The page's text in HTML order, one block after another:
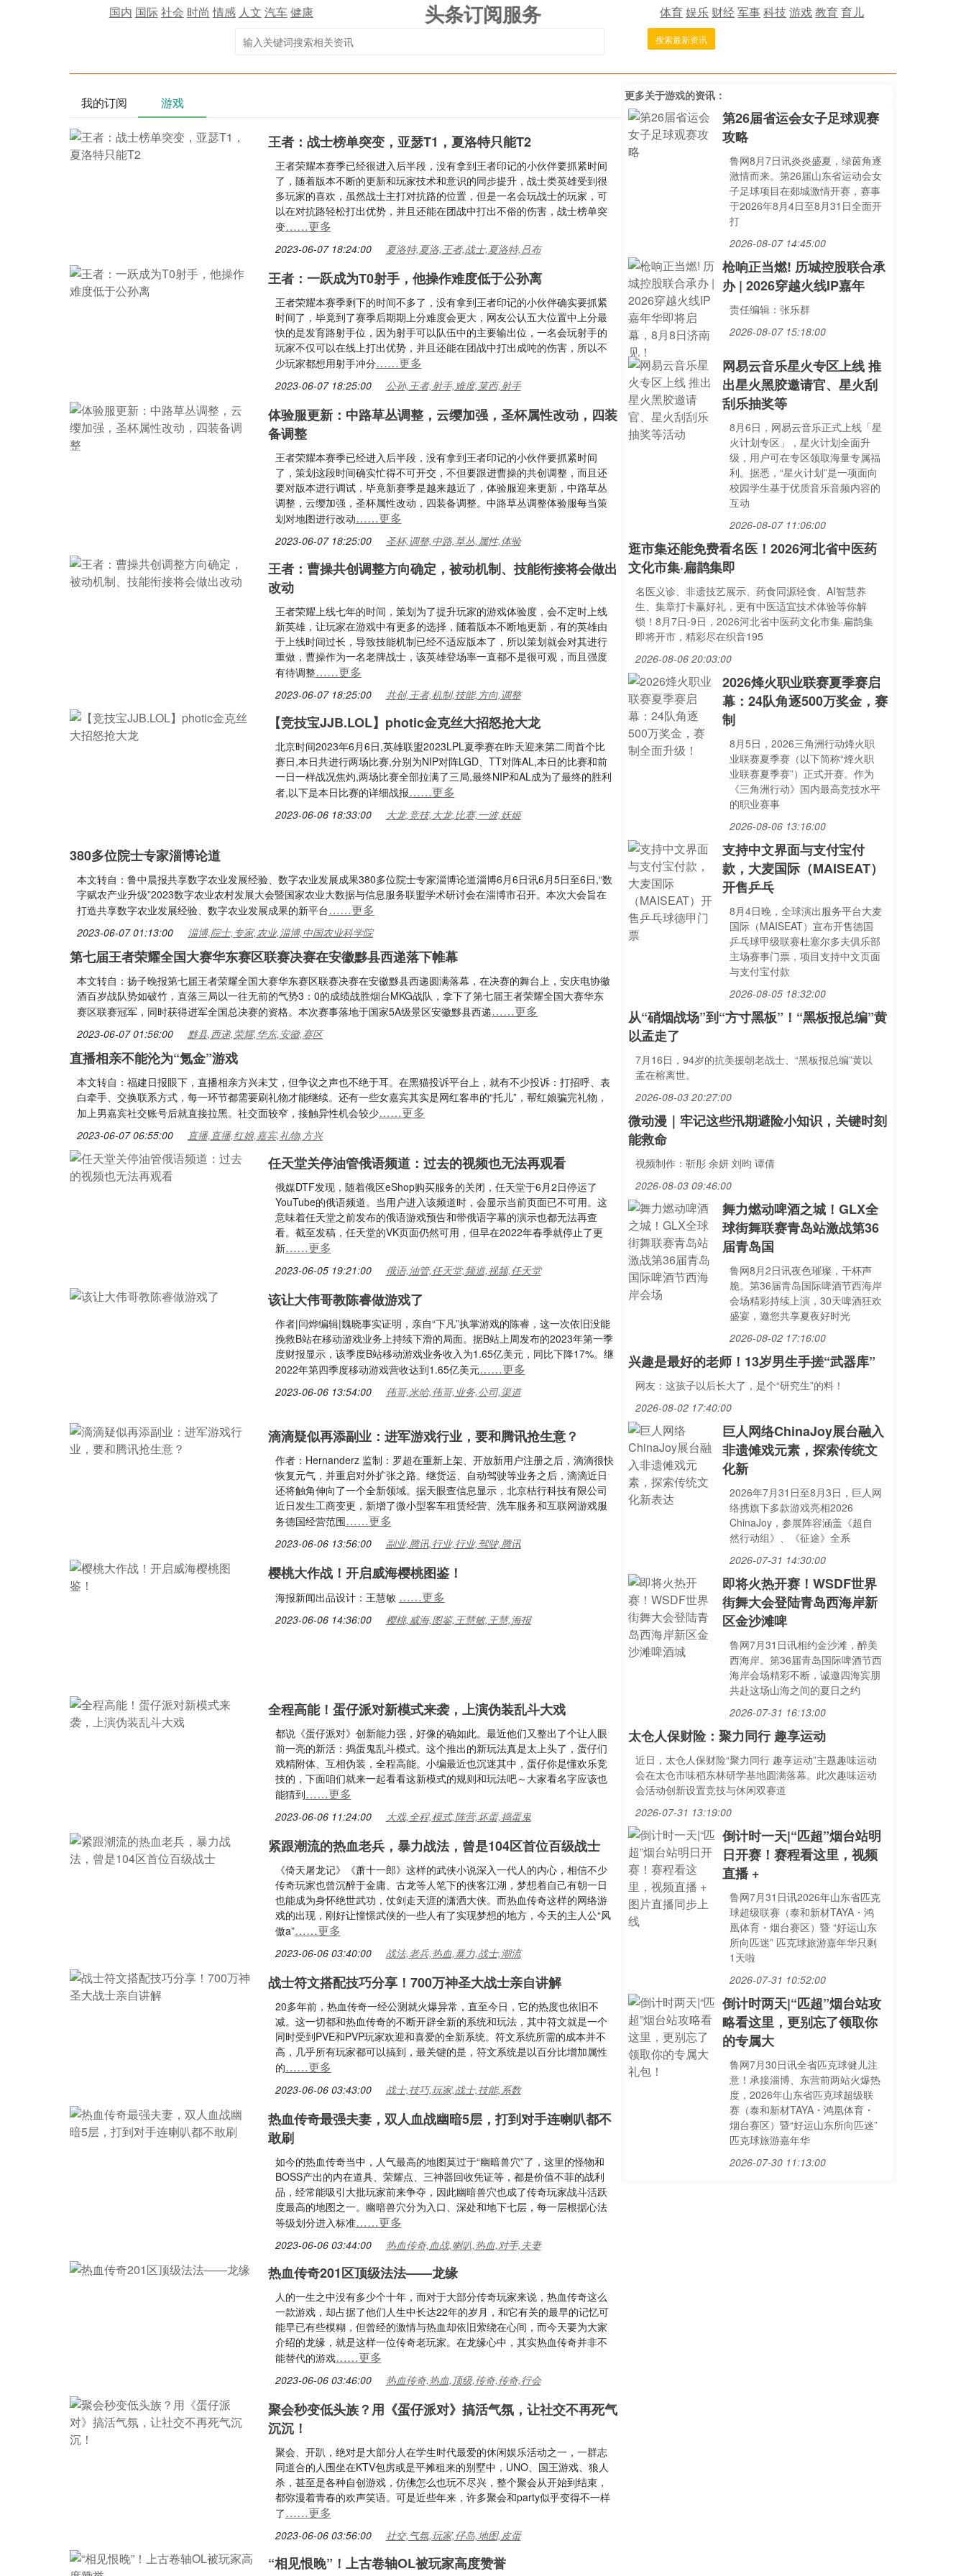
国内 国际社会 时尚 情感 人文 汽车健康 头条订阅服务 体育娱乐 财经军事科技游戏教育育儿
搜索最新资讯
我的订阅 游戏
王者：战士榜单突变，亚瑟T1，夏洛特只能T2
王者荣耀本赛季已经很进入后半段，没有拿到王者印记的小伙伴要抓紧时间
了，随着版本不断的更新和玩家技术和意识的同步提升，战士类英雄受到很
多玩家的喜欢，虽然战士主打对抗路的位置，但是一名会玩战士的玩家，可
以在对抗路轻松打出优势，并且还能在团战中打出不俗的伤害，战士榜单突
变……更多
2023-06-07 18:24:00 夏洛特,夏洛,王者,战士,夏洛特,吕布
王者：一跃成为T0射手，他操作难度低于公孙离
王者荣耀本赛季剩下的时间不多了，没有拿到王者印记的小伙伴确实要抓紧
时间了，毕竟到了赛季后期期上分难度会更大，网友公认五大位置中上分最
快的是发育路射手位，因为射手可以队伍中的主要输出位，一名会玩射手的
玩家不仅可以在线上打出优势，并且还能在团战中打出成吨的伤害，所以不
少玩家都想用射手冲分……更多
2023-06-07 18:25:00 公孙,王者,射手,难度,莱西,射手
体验服更新：中路草丛调整，云缨加强，圣杯属性改动，四装
备调整
王者荣耀本赛季已经进入后半段，没有拿到王者印记的小伙伴要抓紧时间
了，策划这段时间确实忙得不可开交，不但要跟进曹操的共创调整，而且还
要对版本进行调试，毕竟新赛季是越来越近了，体验服迎来更新，中路草丛
调整，云缨加强，圣杯属性改动，四装备调整。中路草丛调整体验服每当策
划对地图进行改动……更多
2023-06-07 18:25:00 圣杯,调整,中路,草丛,属性,体验
王者：曹操共创调整方向确定，被动机制、技能衔接将会做出
改动
王者荣耀上线七年的时间，策划为了提升玩家的游戏体验度，会不定时上线
新英雄，让玩家在游戏中有更多的选择，随着版本不断地更新，有的英雄由
于上线时间过长，导致技能机制已经不适应版本了，所以策划就会对其进行
重做，曹操作为一名老牌战士，该英雄登场率一直都不是很可观，而且强度
有待调整……更多
2023-06-07 18:25:00 共创,王者,机制,技能,方向,调整
【竞技宝JJB.LOL】photic金克丝大招怒抢大龙
北京时间2023年6月6日,英雄联盟2023LPL夏季赛在昨天迎来第二周首个比
赛日,本日共进行两场比赛,分别为NIP对阵LGD、TT对阵AL,本日的比赛和前
一日一样战况焦灼,两场比赛全部拉满了三局,最终NIP和AL成为了最终的胜利
者,以下是本日比赛的详细战报……更多
2023-06-06 18:33:00 大龙,竞技,大龙,比赛,一波,妖姬
380多位院士专家淄博论道
本文转自：鲁中晨报共享数字农业发展经验、数字农业发展成果380多位院士专家淄博论道淄博6月6日讯6月5日至6日,“数
字赋农产业升级”2023数字农业农村发展大会暨国家农业大数据与信息服务联盟学术研讨会在淄博市召开。本次大会旨在
打造共享数字农业发展经验、数字农业发展成果的新平台……更多
2023-06-07 01:13:00 淄博,院士,专家,农业,淄博,中国农业科学院
第七届王者荣耀全国大赛华东赛区联赛决赛在安徽黟县西递落下帷幕
本文转自：扬子晚报第七届王者荣耀全国大赛华东赛区联赛决赛在安徽黟县西递圆满落幕，在决赛的舞台上，安庆电协徽
酒百岁战队势如破竹，直落三局以一往无前的气势3：0的成绩战胜烟台MKG战队，拿下了第七届王者荣耀全国大赛华东
赛区联赛冠军，同时获得进军全国总决赛的资格。本次赛事落地于国家5A级景区安徽黟县西递……更多
2023-06-07 01:56:00 黟县,西递,荣耀,华东,安徽,赛区
直播相亲不能沦为“氪金”游戏
本文转自：福建日报眼下，直播相亲方兴未艾，但争议之声也不绝于耳。在黑猫投诉平台上，就有不少投诉：打招呼、表
白牵手、交换联系方式，每一环节都需要刷礼物才能继续。还有一些女嘉宾其实是网红客串的“托儿”，帮红娘骗完礼物，
加上男嘉宾社交账号后就直接拉黑。社交面较窄，接触异性机会较少……更多
2023-06-07 06:55:00 直播,直播,红娘,嘉宾,礼物,方兴
任天堂关停油管俄语频道：过去的视频也无法再观看
俄媒DTF发现，随着俄区eShop购买服务的关闭，任天堂于6月2日停运了
YouTube的俄语频道。当用户进入该频道时，会显示当前页面已不可用。这
意味着任天堂之前发布的俄语游戏预告和带俄语字幕的演示也都无法再查
看。截至发稿，任天堂的VK页面仍然可用，但早在2022年春季就停止了更
新……更多
2023-06-05 19:21:00 俄语,油管,任天堂,频道,视频,任天堂
该让大伟哥教陈睿做游戏了
作者|闫烨编辑|魏晓事实证明，亲自“下凡”执掌游戏的陈睿，这一次依旧没能
挽救B站在移动游戏业务上持续下滑的局面。据B站上周发布的2023年第一季
度财报显示，该季度B站移动游戏业务收入为1.65亿美元，同比下降17%。继
2022年第四季度移动游戏营收达到1.65亿美元……更多
2023-06-06 13:54:00 伟哥,米哈,伟哥,业务,公司,渠道
滴滴疑似再添副业：进军游戏行业，要和腾讯抢生意？
作者：Hernanderz 监制：罗超在重新上架、开放新用户注册之后，滴滴很快
恢复元气，并重启对外扩张之路。继货运、自动驾驶等业务之后，滴滴近日
还将触角伸向了一个全新领域。据天眼查信息显示，北京桔行科技有限公司
近日发生工商变更，新增了微小型客车租赁经营、洗车服务和互联网游戏服
务德国经营范围……更多
2023-06-06 13:56:00 副业,腾讯,行业,行业,驾驶,腾讯
樱桃大作战！开启威海樱桃图鉴！
海报新闻出品设计：王慧敏 ……更多
2023-06-06 14:36:00 樱桃,威海,图鉴,王慧敏,王慧,海报
全程高能！蛋仔派对新模式来袭，上演伪装乱斗大戏
都说《蛋仔派对》创新能力强，好像的确如此。最近他们又整出了个让人眼
前一亮的新活：捣蛋鬼乱斗模式。这个推出的新玩法真是太上头了，蛋仔们
戏精附体、互相伪装，全程高能。小编最近也沉迷其中，蛋仔你是懂欢乐竞
技的，下面咱们就来一起看看这新模式的规则和玩法吧～大家看名字应该也
能猜到……更多
2023-06-06 11:24:00 大戏,全程,模式,阵营,坏蛋,捣蛋鬼
紧跟潮流的热血老兵，暴力战法，曾是104区首位百级战士
《倚天屠龙记》《萧十一郎》这样的武侠小说深入一代人的内心，相信不少
传奇玩家也曾沉醉于金庸、古龙等人笔下的侠客江湖，梦想着自己有朝一日
也能成为身怀绝世武功，仗剑走天涯的潇洒大侠。而热血传奇这样的网络游
戏的出现，刚好让憧憬武侠的一些人有了实现梦想的地方，今天的主人公“风
傲a”……更多
2023-06-06 03:40:00 战法,老兵,热血,暴力,战士,潮流
战士符文搭配技巧分享！700万神圣大战士亲自讲解
20多年前，热血传奇一经公测就火爆异常，直至今日，它的热度也依旧不
减。这一切都和热血传奇的不断开辟全新的系统和玩法，其中符文就是一个
同时受到PVE和PVP玩家欢迎和喜爱的全新系统。符文系统所需的成本并不
高，几乎所有玩家都可以搞到，最关键的是，符文系统是以百分比增加属性
的……更多
2023-06-06 03:43:00 战士,技巧,玩家,战士,技能,系数
热血传奇最强夫妻，双人血战幽暗5层，打到对手连喇叭都不
敢刷
如今的热血传奇当中，人气最高的地图莫过于“幽暗兽穴”了，这里的怪物和
BOSS产出的内在道具、荣耀点、三神器回收凭证等，都是价值不菲的战利
品，经常能吸引大批玩家前来争夺，因此幽暗兽穴也成了传奇玩家战斗活跃
度最高的地图之一。幽暗兽穴分为入口、深处和地下七层，每一层根据心法
等级划分进入标准……更多
2023-06-06 03:44:00 热血传奇,血战,喇叭,热血,对手,夫妻
热血传奇201区顶级法法——龙缘
人的一生之中没有多少个十年，而对于大部分传奇玩家来说，热血传奇这么
一款游戏，却占据了他们人生中长达22年的岁月，和它有关的最早的记忆可
能早已有些模糊，但曾经的激情与热血却依旧萦绕在心间，而今天要为大家
介绍的龙缘，就是这样一位传奇老玩家。在龙缘心中，其实热血传奇并非不
能替代的游戏……更多
2023-06-06 03:46:00 热血传奇,热血,顶级,传奇,传奇,行会
聚会秒变低头族？用《蛋仔派对》搞活气氛，让社交不再死气
沉沉！
聚会、开趴，绝对是大部分人在学生时代最爱的休闲娱乐活动之一，一群志
同道合的人围坐在KTV包房或是平摊租来的别墅中，UNO、国王游戏、狼人
杀，甚至是各种自创游戏，仿佛怎么也玩不尽兴，整个聚会从开始到结束，
都弥漫着青春的欢声笑语。可是近些年来，许多聚会和party似乎变得不一样
了……更多
2023-06-06 03:56:00 社交,气氛,玩家,仔岛,地图,皮蛋
“相见恨晚”！上古卷轴OL被玩家高度赞誉
更多关于游戏的资讯：
第26届省运会女子足球观赛
攻略
鲁网8月7日讯炎炎盛夏，绿茵角逐
激情而来。第26届山东省运动会女
子足球项目在郯城激情开赛，赛事
于2026年8月4日至8月31日全面开
打
2026-08-07 14:45:00
枪响正当燃! 历城控股联合承
办 | 2026穿越火线IP嘉年
责任编辑：张乐群
2026-08-07 15:18:00
网易云音乐星火专区上线 推
出星火黑胶邀请官、星火刮
刮乐抽奖等
8月6日，网易云音乐正式上线「星
火计划专区」，星火计划全面升
级，用户可在专区领取海量专属福
利。据悉，“星火计划”是一项面向
校园学生基于优质音乐音频内容的
互动
2026-08-07 11:06:00
逛市集还能免费看名医！2026河北省中医药
文化市集·扁鹊集即
名医义诊、非遗技艺展示、药食同源轻食、AI智慧养
生、集章打卡赢好礼，更有中医适宜技术体验等你解
锁！8月7日-9日，2026河北省中医药文化市集·扁鹊集
即将开市，精彩尽在织音195
2026-08-06 20:03:00
2026烽火职业联赛夏季赛启
幕：24队角逐500万奖金，赛
制
8月5日，2026三角洲行动烽火职
业联赛夏季赛（以下简称“烽火职
业联赛夏季赛”）正式开赛。作为
《三角洲行动》国内最高竞技水平
的职业赛事
2026-08-06 13:16:00
支持中文界面与支付宝付
款，大麦国际（MAISEAT）
开售乒乓
8月4日晚，全球演出服务平台大麦
国际（MAISEAT）宣布开售德国
乒乓球甲级联赛杜塞尔多夫俱乐部
主场赛事门票，项目支持中文页面
与支付宝付款
2026-08-05 18:32:00
从“硝烟战场”到“方寸黑板”！“黑板报总编”黄
以孟走了
7月16日，94岁的抗美援朝老战士、“黑板报总编”黄以
孟在榕离世。
2026-08-03 20:27:00
微动漫｜牢记这些汛期避险小知识，关键时刻
能救命
视频制作：靳彤 余妍 刘昀 谭倩
2026-08-03 09:46:00
舞力燃动啤酒之城！GLX全
球街舞联赛青岛站激战第36
届青岛国
鲁网8月2日讯夜色璀璨，干杯声
脆。第36届青岛国际啤酒节西海岸
会场精彩持续上演，30天啤酒狂欢
盛宴，邀您共享夏夜好时光
2026-08-02 17:16:00
兴趣是最好的老师！13岁男生手搓“武器库”
网友：这孩子以后长大了，是个“研究生”的料！
2026-08-02 17:40:00
巨人网络ChinaJoy展台融入
非遗傩戏元素，探索传统文
化新
2026年7月31日至8月3日，巨人网
络携旗下多款游戏亮相2026
ChinaJoy，参展阵容涵盖《超自
然行动组》、《征途》全系
2026-07-31 14:30:00
即将火热开赛！WSDF世界
街舞大会登陆青岛西海岸新
区金沙滩啤
鲁网7月31日讯相约金沙滩，醉美
西海岸。第36届青岛国际啤酒节西
海岸会场精彩不断，诚邀四海宾朋
共赴这场山海之间的夏日之约
2026-07-31 16:13:00
太仓人保财险：聚力同行 趣享运动
近日，太仓人保财险“聚力同行 趣享运动”主题趣味运动
会在太仓市味稻东林研学基地圆满落幕。此次趣味运动
会活动创新设置竞技与休闲双赛道
2026-07-31 13:19:00
倒计时一天|“匹超”烟台站明
日开赛！赛程看这里，视频
直播 +
鲁网7月31日讯2026年山东省匹克
球超级联赛（泰和新材TAYA・鸿
凰体育・烟台赛区）暨 “好运山东
所向匹迷” 匹克球旅游嘉年华只剩
1天啦
2026-07-31 10:52:00
倒计时两天|“匹超”烟台站攻
略看这里，更别忘了领取你
的专属大
鲁网7月30日讯全省匹克球健儿注
意！承接淄博、东营前两站火爆热
度，2026年山东省匹克球超级联
赛（泰和新材TAYA・鸿凰体育・
烟台赛区）暨“好运山东所向匹迷”
匹克球旅游嘉年华
2026-07-30 11:13:00